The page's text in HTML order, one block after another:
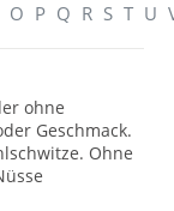
O P Q R S T U
ohne
Geschmack.
Ohne